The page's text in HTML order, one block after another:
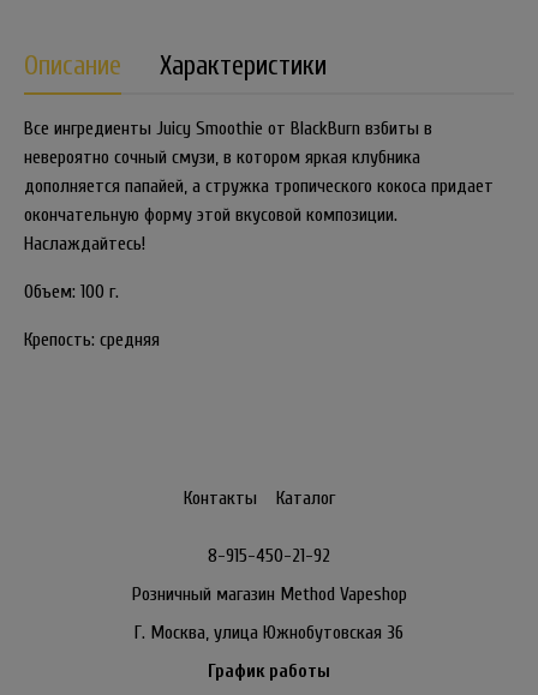
Описание Характеристики
Все ингредиенты Juicy Smoothie от BlackBurn взбиты в
невероятно сочный смузи, в котором яркая клубника
дополняется папайей, а стружка тропического кокоса придает
окончательную форму этой вкусовой композиции.
Наслаждайтесь!
Объем: 100 г.
Крепость: средняя
Контакты Каталог
8-915-450-21-92
Розничный магазин Method Vapeshop
Г. Москва, улица Южнобутовская 36
График работы